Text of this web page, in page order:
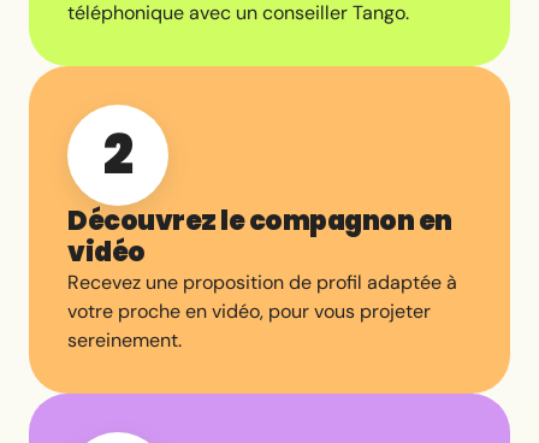
téléphonique avec un conseiller Tango.
2
Découvrez le compagnon en
vidéo
Recevez une proposition de profil adaptée à
votre proche en vidéo, pour vous projeter
sereinement.